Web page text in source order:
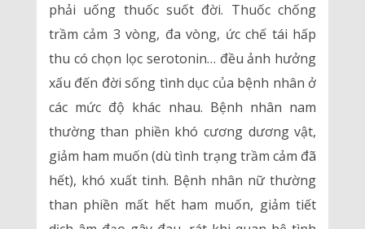
phải uống thuốc suốt đời. Thuốc chống
trầm cảm 3 vòng, đa vòng, ức chế tái hấp
thu có chọn lọc serotonin… đều ảnh hưởng
xấu đến đời sống tình dục của bệnh nhân ở
các mức độ khác nhau. Bệnh nhân nam
thường than phiền khó cương dương vật,
giảm ham muốn (dù tình trạng trầm cảm đã
hết), khó xuất tinh. Bệnh nhân nữ thường
than phiền mất hết ham muốn, giảm tiết